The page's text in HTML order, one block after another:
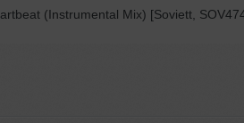
(Instrumental Mix) [Soviett,